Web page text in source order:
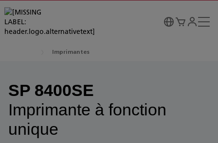
Imprimantes
SP 8400SE
Imprimante à fonction
unique